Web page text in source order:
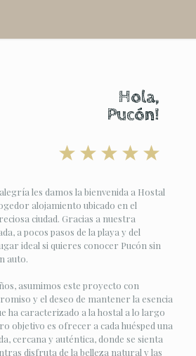
Hola,
Pucón!
les damos la bienvenida a Hostal
alojamiento ubicado en el
ciudad. Gracias a nuestra
a pocos pasos de la playa y del
ideal si quieres conocer Pucón sin
auto.
asumimos este proyecto con
y el deseo de mantener la esencia
ha caracterizado a la hostal a lo largo
objetivo es ofrecer a cada huésped una
cercana y auténtica, donde se sienta
disfruta de la belleza natural y las